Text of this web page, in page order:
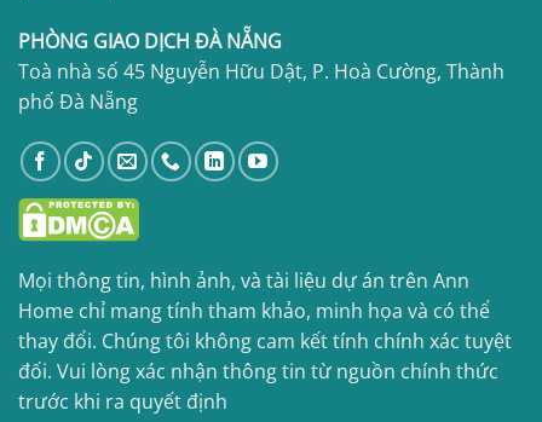
PHÒNG GIAO DỊCH ĐÀ NẴNG
Toà nhà số 45 Nguyễn Hữu Dật, P. Hoà Cường, Thành
phố Đà Nẵng
Mọi thông tin, hình ảnh, và tài liệu dự án trên Ann
Home chỉ mang tính tham khảo, minh họa và có thể
thay đổi. Chúng tôi không cam kết tính chính xác tuyệt
đối. Vui lòng xác nhận thông tin từ nguồn chính thức
trước khi ra quyết định